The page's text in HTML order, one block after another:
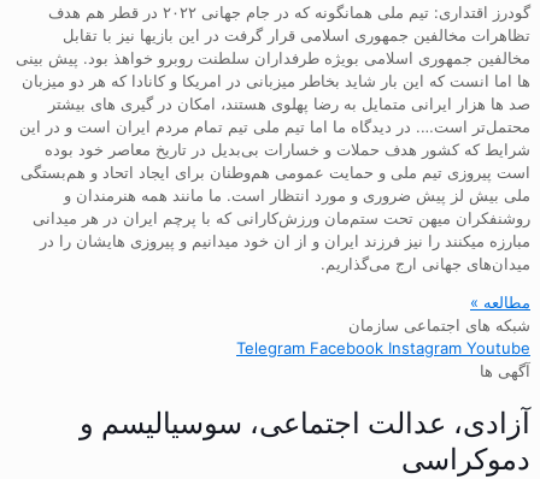
گودرز اقتداری: تیم ملی همانگونه که در جام جهانی ۲۰۲۲ در قطر هم هدف
تظاهرات مخالفین جمهوری اسلامی قرار گرفت در این بازیها نیز با تقابل
مخالفین جمهوری اسلامی بویژه طرفداران سلطنت روبرو خواهذ بود. پیش بینی
ها اما انست که این بار شاید بخاطر میزبانی در امریکا و کانادا که هر دو میزبان
صد ها هزار ایرانی متمایل به رضا پهلوی هستند، امکان در گیری های بیشتر
محتمل‌تر است…. در دیدگاه ما اما تیم ملی تیم تمام مردم ایران است و در این
شرایط که کشور هدف حملات و خسارات بی‌بدیل در تاریخ معاصر خود بوده
است پیروزی تیم ملی و حمایت عمومی هم‌وطنان برای ایجاد اتحاد و هم‌بستگی
ملی بیش لز پیش ضروری و مورد انتظار است. ما مانند همه هنرمندان و
روشنفکران میهن تحت ستم‌مان ورزش‌کارانی که با پرچم ایران در هر میدانی
مبارزه میکنند را نیز فرزند ایران و از ان خود میدانیم و پیروزی هایشان را در
میدان‌های جهانی ارج می‌گذاریم.
مطالعه »
شبکه های اجتماعی سازمان
Telegram Facebook Instagram Youtube
آگهی ها
آزادی، عدالت اجتماعی، سوسیالیسم و
دموکراسی